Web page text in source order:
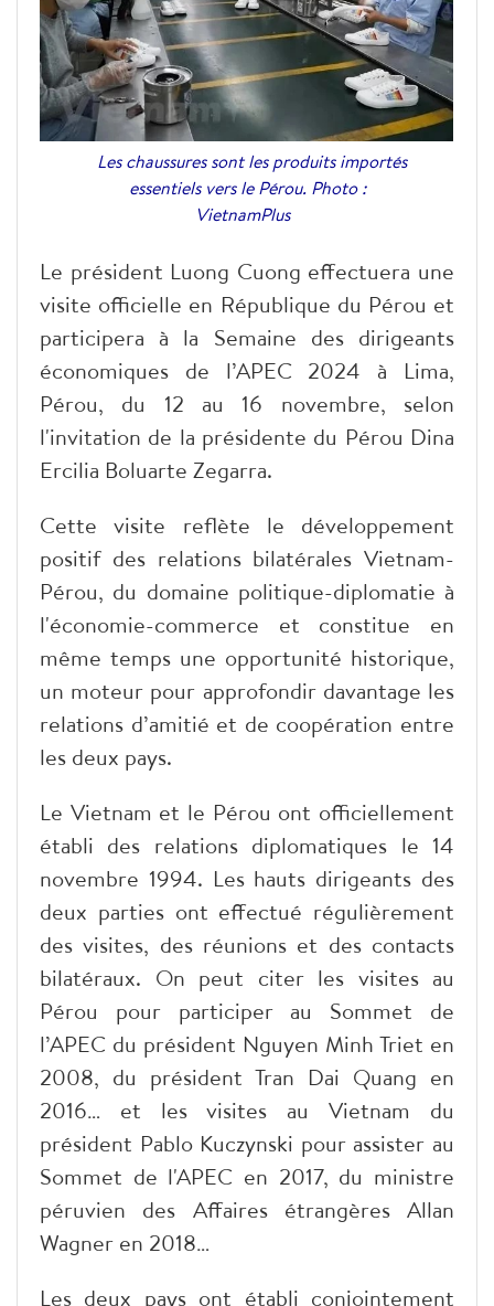
Les chaussures sont les produits importés
essentiels vers le Pérou. Photo :
VietnamPlus
Le président Luong Cuong effectuera une
visite officielle en République du Pérou et
participera à la Semaine des dirigeants
économiques de l’APEC 2024 à Lima,
Pérou, du 12 au 16 novembre, selon
l'invitation de la présidente du Pérou Dina
Ercilia Boluarte Zegarra.
Cette visite reflète le développement
positif des relations bilatérales Vietnam-
Pérou, du domaine politique-diplomatie à
l'économie-commerce et constitue en
même temps une opportunité historique,
un moteur pour approfondir davantage les
relations d’amitié et de coopération entre
les deux pays.
Le Vietnam et le Pérou ont officiellement
établi des relations diplomatiques le 14
novembre 1994. Les hauts dirigeants des
deux parties ont effectué régulièrement
des visites, des réunions et des contacts
bilatéraux. On peut citer les visites au
Pérou pour participer au Sommet de
l’APEC du président Nguyen Minh Triet en
2008, du président Tran Dai Quang en
2016… et les visites au Vietnam du
président Pablo Kuczynski pour assister au
Sommet de l'APEC en 2017, du ministre
péruvien des Affaires étrangères Allan
Wagner en 2018…
Les deux pays ont établi conjointement